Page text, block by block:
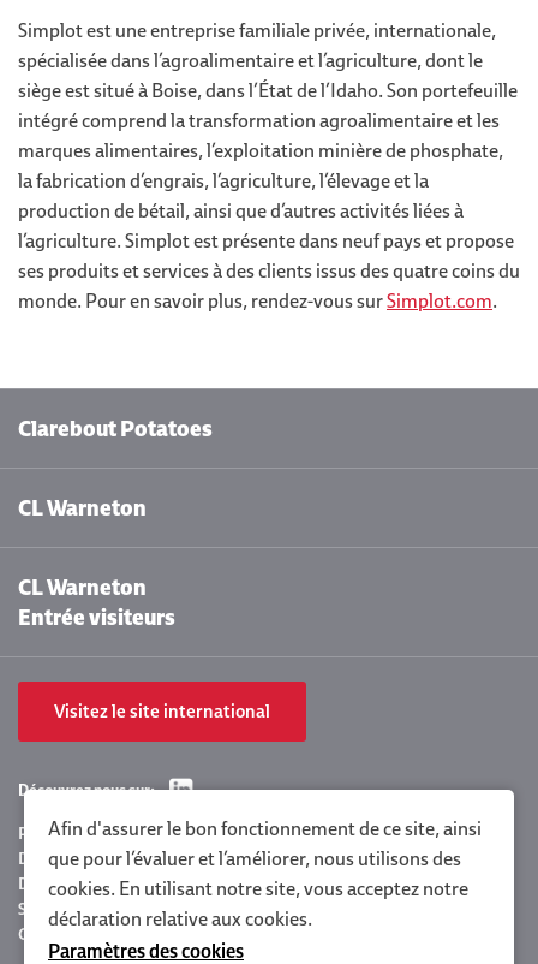
Simplot est une entreprise familiale privée, internationale,
spécialisée dans l’agroalimentaire et l’agriculture, dont le
siège est situé à Boise, dans l’État de l’Idaho. Son portefeuille
intégré comprend la transformation agroalimentaire et les
marques alimentaires, l’exploitation minière de phosphate,
la fabrication d’engrais, l’agriculture, l’élevage et la
production de bétail, ainsi que d’autres activités liées à
l’agriculture. Simplot est présente dans neuf pays et propose
ses produits et services à des clients issus des quatre coins du
monde. Pour en savoir plus, rendez-vous surSimplot.com.
Clarebout Potatoes
CL Warneton
CL Warneton
Entrée visiteurs
Visitez le site international
Découvrez nous sur:
Paramètres des cookies
Déclaration de confidentialité Clarebout
Déclaration de la politique
Sitemap
Conditions générales
Afin d'assurer le bon fonctionnement de ce site, ainsi
que pour l’évaluer et l’améliorer, nous utilisons des
cookies. En utilisant notre site, vous acceptez notre
déclaration relative aux cookies.
Paramètres des cookies